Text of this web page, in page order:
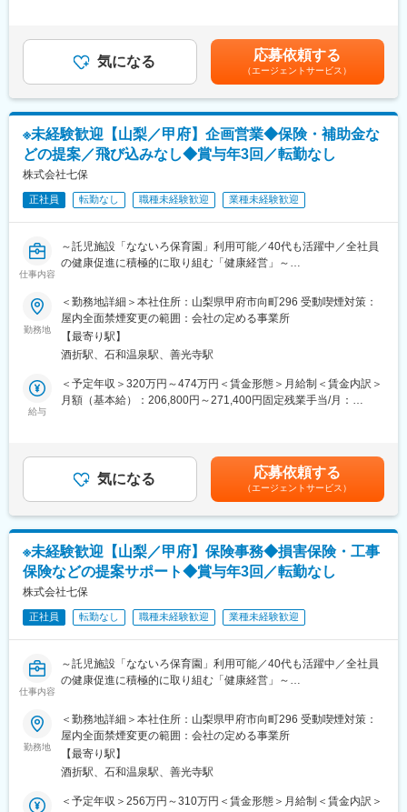
【電気資材部門】
戸建てから集合住宅まで幅広く対応
【設備・土木部門】
大型施設・社会インフラ案件にも携われる
・顧客：サブコン・土木工事会社向け
・商材：空調・給排水・インフラ資材
■当社の特徴：
・セディアグループの中核企業として、多彩な商品の卸・流通事
業を展開。生活インフラを支える「水と住まいの専門商社」
・直近10年で売上1,000億円以上成長！15期連続増収・6期連続増
益の安定基盤を持つ
ンナップ
・全国628拠点／社員数5,600名以上のスケールでありつつ、地域
に根差したネットワークで、地域に最適な営業戦略を展開。
えています。
■業務内容
る、物流管理業務をお任せします
〈業務詳細〉
・配送管理：商品が時間通り店舗に届くよう確認・調整
・仕分け管理：現場の作業が効率よく進むよう改善
・品質管理：温度や衛生状態の確認
・改善業務：困りごとを見つけて解決方法を考える
■当社・当求人の魅力：
”物流管理”と聞くと固定化された業務をイメージされるかもしれま
日々変化する物流に対応するための『改善』と『工夫』も重要な
ミッションです。
秒単位で作業効率を高めること、スタッフの負担を減らす工夫な
ど、あなたの改善策が全国のセンターで運用されることも…！
ょう！
はセンター長や事業運営にも関われます。
※北海道エリア限定の勤務も選択可能です。
■働き方
・年休111日、所定労働7時間半
・持ち家、社宅どちらも住宅手当あり
■研修・育成制度について
実務を通して基礎知識を習得し、発注データの処理～入荷・仕分
け・配送までの一連の流れを現場で学びます。物流の仕組みを実
□ 事業理解研修
□ 階層別研修（等級別）
変更の範囲：会社の定める業務
月分賃金はあくまでも目安の金額であり、選考を通じて上下する
可能性があります。月給(月額)は固定手当を含めた表記です。
気になる 応募依頼する
（エージェントサービス）
※未経験歓迎【山梨／甲府】企画営業◆保険・補助金な
どの提案／飛び込みなし◆賞与年3回／転勤なし
株式会社七保
正社員 転勤なし 職種未経験歓迎 業種未経験歓迎
仕事内容
～託児施設「なないろ保育園」利用可能／40代も活躍中／全社員
の健康促進に積極的に取り組む「健康経営」～
■業務内容：
既存のお客様である工務店様に損害保険や工事保険を提案した
り、施主様に火災保険を提案したりする保険業務と、住宅に関す
る様々な補助金関係につき工務店様にお知らせする補助金関連業
務が主なお仕事です。（飛び込み営業はありません。）
先輩、上司が丁寧に指導するので、安心して仕事に取り組むこと
ができます。また、仕事を通して専門性が身につくため、プロフ
ェッショナルとして長くお仕事を続けられることが魅力です。保
■当社の特徴：
・協会けんぽと協働で「健康事業所宣言」をしており、さまざま
な健康への取り組みが評価され、第1回甲府市健康チャレンジ表彰
・企業主導型保育園「なないろ保育園」を運営し、育児をしなが
ら働く社員の持続可能なワークライフバランスの実現を目指して
います。
・木造建築を通じて地球温暖化防止に貢献している点、社員のワ
価され、山梨県（第1期やまなしSDGｓ推進企業）と甲府市（第1
期甲府市SDGｓ推進パートナー）から、SDGｓに積極的に取り組
む企業として認定されています。
変更の範囲：無
勤務地
＜勤務地詳細＞本社住所：山梨県甲府市向町296 受動喫煙対策：
屋内全面禁煙変更の範囲：会社の定める事業所
【最寄り駅】
酒折駅、石和温泉駅、善光寺駅
給与
＜予定年収＞320万円～474万円＜賃金形態＞月給制＜賃金内訳＞
月額（基本給）：206,800円～271,400円固定残業手当/月：
験・能力などを考慮した上で応相談■賞与：年3回（夏、冬、決
算）※過去実績1.5か月分■昇給：年1回賃金はあくまでも目安の金
額であり、選考を通じて上下する可能性があります。月給(月額)は
固定手当を含めた表記です。
気になる 応募依頼する
（エージェントサービス）
※未経験歓迎【山梨／甲府】保険事務◆損害保険・工事
保険などの提案サポート◆賞与年3回／転勤なし
株式会社七保
正社員 転勤なし 職種未経験歓迎 業種未経験歓迎
仕事内容
～託児施設「なないろ保育園」利用可能／40代も活躍中／全社員
の健康促進に積極的に取り組む「健康経営」～
■業務内容：
家を建てる工務店さんや施主さんに火災保険や自動車保険などの
損害保険や、工事保険などを提案するお仕事のサポートです。
（実際の営業活動は行いません）また、補助金の申請の入力も行
っていただきます。
電話やメールでの応対があります。PCへの入力作業は、専用のシ
勤務地
＜勤務地詳細＞本社住所：山梨県甲府市向町296 受動喫煙対策：
屋内全面禁煙変更の範囲：会社の定める事業所
【最寄り駅】
酒折駅、石和温泉駅、善光寺駅
＜予定年収＞256万円～310万円＜賃金形態＞月給制＜賃金内訳＞